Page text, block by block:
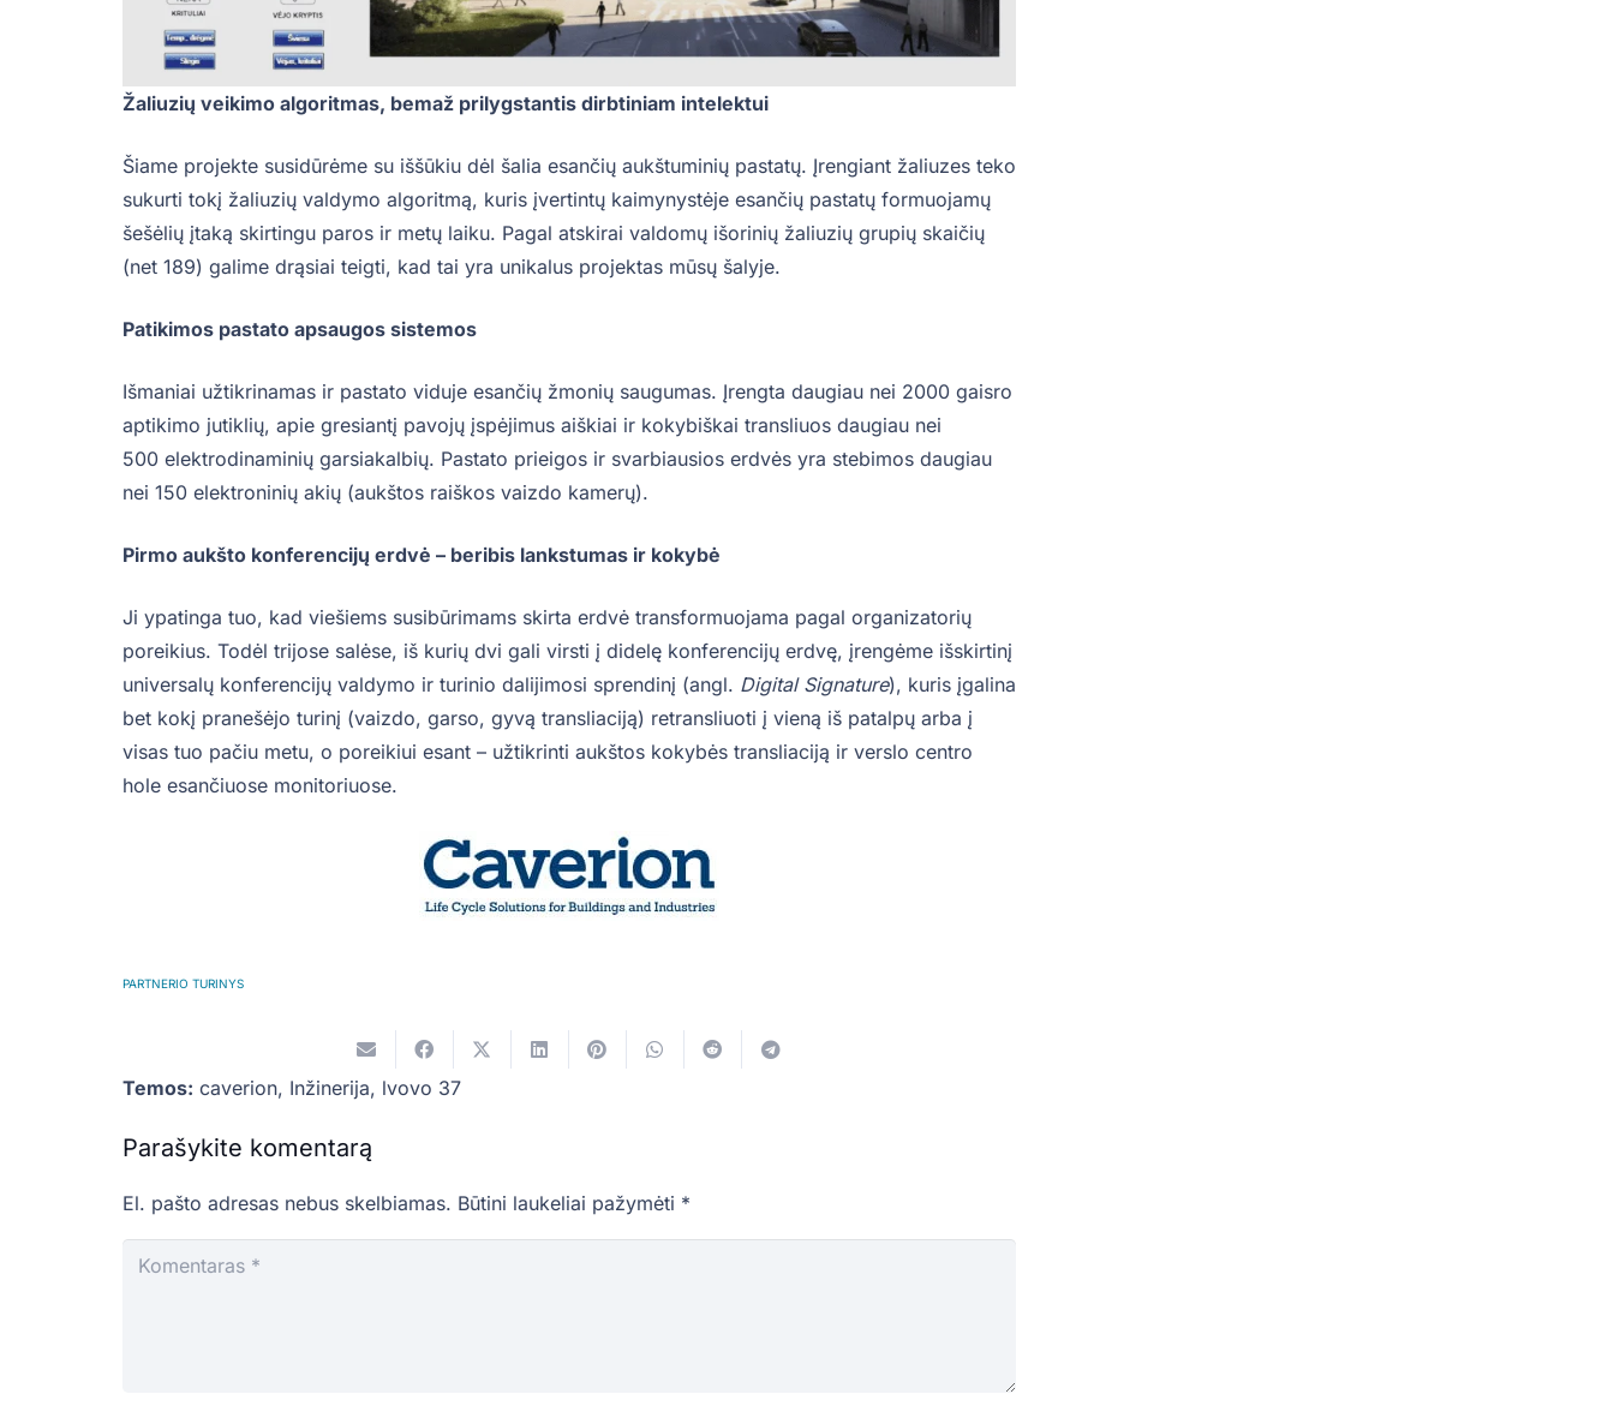
Žaliuzių veikimo algoritmas, bemaž prilygstantis dirbtiniam intelektui
Šiame projekte susidūrėme su iššūkiu dėl šalia esančių aukštuminių pastatų. Įrengiant žaliuzes teko
sukurti tokį žaliuzių valdymo algoritmą, kuris įvertintų kaimynystėje esančių pastatų formuojamų
šešėlių įtaką skirtingu paros ir metų laiku. Pagal atskirai valdomų išorinių žaliuzių grupių skaičių
(net 189) galime drąsiai teigti, kad tai yra unikalus projektas mūsų šalyje.
Patikimos pastato apsaugos sistemos
Išmaniai užtikrinamas ir pastato viduje esančių žmonių saugumas. Įrengta daugiau nei 2000 gaisro
aptikimo jutiklių, apie gresiantį pavojų įspėjimus aiškiai ir kokybiškai transliuos daugiau nei
500 elektrodinaminių garsiakalbių. Pastato prieigos ir svarbiausios erdvės yra stebimos daugiau
nei 150 elektroninių akių (aukštos raiškos vaizdo kamerų).
Pirmo aukšto konferencijų erdvė – beribis lankstumas ir kokybė
Ji ypatinga tuo, kad viešiems susibūrimams skirta erdvė transformuojama pagal organizatorių
poreikius. Todėl trijose salėse, iš kurių dvi gali virsti į didelę konferencijų erdvę, įrengėme išskirtinį
universalų konferencijų valdymo ir turinio dalijimosi sprendinį (angl. Digital Signature), kuris įgalina
bet kokį pranešėjo turinį (vaizdo, garso, gyvą transliaciją) retransliuoti į vieną iš patalpų arba į
visas tuo pačiu metu, o poreikiui esant – užtikrinti aukštos kokybės transliaciją ir verslo centro
hole esančiuose monitoriuose.
PARTNERIO TURINYS
Temos: caverion, Inžinerija, lvovo 37
Parašykite komentarą
El. pašto adresas nebus skelbiamas. Būtini laukeliai pažymėti *